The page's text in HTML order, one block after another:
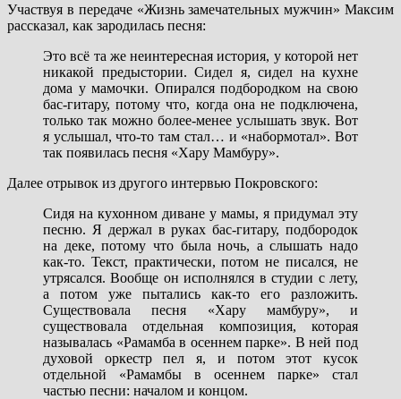
Участвуя в передаче «Жизнь замечательных мужчин» Максим
рассказал, как зародилась песня:
Это всё та же неинтересная история, у которой нет
никакой предыстории. Сидел я, сидел на кухне
дома у мамочки. Опирался подбородком на свою
бас-гитару, потому что, когда она не подключена,
только так можно более-менее услышать звук. Вот
я услышал, что-то там стал… и «набормотал». Вот
так появилась песня «Хару Мамбуру».
Далее отрывок из другого интервью Покровского:
Сидя на кухонном диване у мамы, я придумал эту
песню. Я держал в руках бас-гитару, подбородок
на деке, потому что была ночь, а слышать надо
как-то. Текст, практически, потом не писался, не
утрясался. Вообще он исполнялся в студии с лету,
а потом уже пытались как-то его разложить.
Существовала песня «Хару мамбуру», и
существовала отдельная композиция, которая
называлась «Рамамба в осеннем парке». В ней под
духовой оркестр пел я, и потом этот кусок
отдельной «Рамамбы в осеннем парке» стал
частью песни: началом и концом.